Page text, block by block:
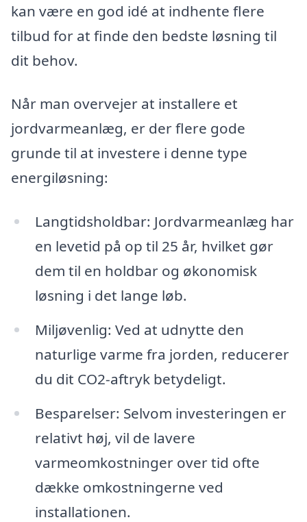
kan være en god idé at indhente flere
tilbud for at finde den bedste løsning til
dit behov.
Når man overvejer at installere et
jordvarmeanlæg, er der flere gode
grunde til at investere i denne type
energiløsning:
Langtidsholdbar: Jordvarmeanlæg har
en levetid på op til 25 år, hvilket gør
dem til en holdbar og økonomisk
løsning i det lange løb.
Miljøvenlig: Ved at udnytte den
naturlige varme fra jorden, reducerer
du dit CO2-aftryk betydeligt.
Besparelser: Selvom investeringen er
relativt høj, vil de lavere
varmeomkostninger over tid ofte
dække omkostningerne ved
installationen.